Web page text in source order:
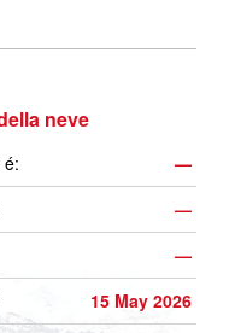
neve
—
—
—
15 May 2026